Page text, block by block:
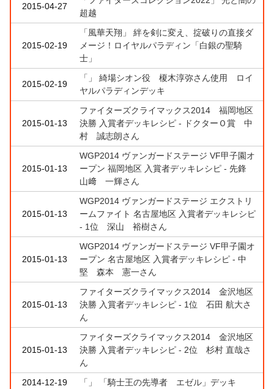
2015-04-27
超越
2015-02-19
「風華天翔」 絆を剣に変え、掟破りの直接ダ
メージ！ロイヤルパラディン「白銀の聖騎
士」
2015-02-19
「」 綺場シオン役 榎木淳弥さん使用 ロイ
ヤルパラディンデッキ
2015-01-13
ファイターズクライマックス2014 福岡地区
決勝 入賞者デッキレシピ - ドクターＯ賞 中
村 誠志朗さん
2015-01-13
WGP2014 ヴァンガードステージ VF甲子園オ
ープン 福岡地区 入賞者デッキレシピ - 先鋒
山﨑 一輝さん
2015-01-13
WGP2014 ヴァンガードステージ エクストリ
ームファイト 名古屋地区 入賞者デッキレシピ
- 1位 深山 裕樹さん
2015-01-13
WGP2014 ヴァンガードステージ VF甲子園オ
ープン 名古屋地区 入賞者デッキレシピ - 中
堅 森本 憲一さん
2015-01-13
ファイターズクライマックス2014 金沢地区
決勝 入賞者デッキレシピ - 1位 石田 航大さ
ん
2015-01-13
ファイターズクライマックス2014 金沢地区
決勝 入賞者デッキレシピ - 2位 杉村 直哉さ
ん
2014-12-19
「」 「騎士王の先導者 エゼル」デッキ